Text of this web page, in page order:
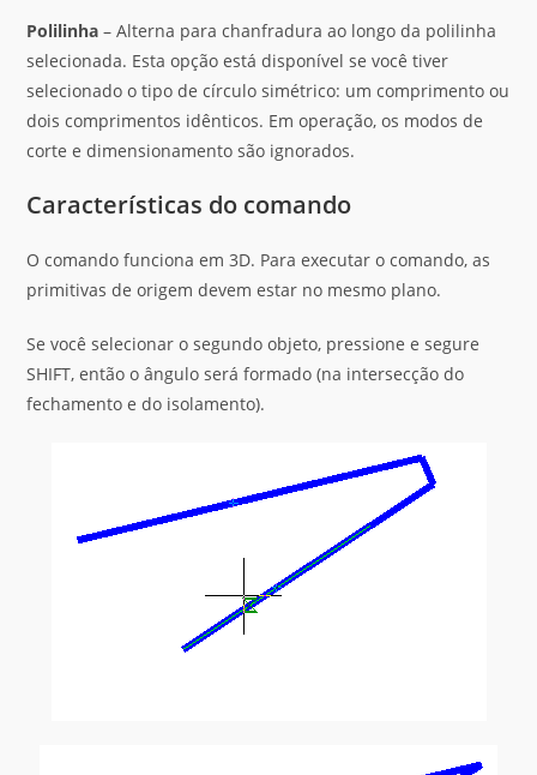
Polilinha – Alterna para chanfradura ao longo da polilinha
selecionada. Esta opção está disponível se você tiver
selecionado o tipo de círculo simétrico: um comprimento ou
dois comprimentos idênticos. Em operação, os modos de
corte e dimensionamento são ignorados.
Características do comando
O comando funciona em 3D. Para executar o comando, as
primitivas de origem devem estar no mesmo plano.
Se você selecionar o segundo objeto, pressione e segure
SHIFT, então o ângulo será formado (na intersecção do
fechamento e do isolamento).